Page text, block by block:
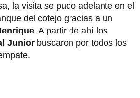
la visita se pudo adelante en el
del cotejo gracias a un
. A partir de ahí los
Junior buscaron por todos los